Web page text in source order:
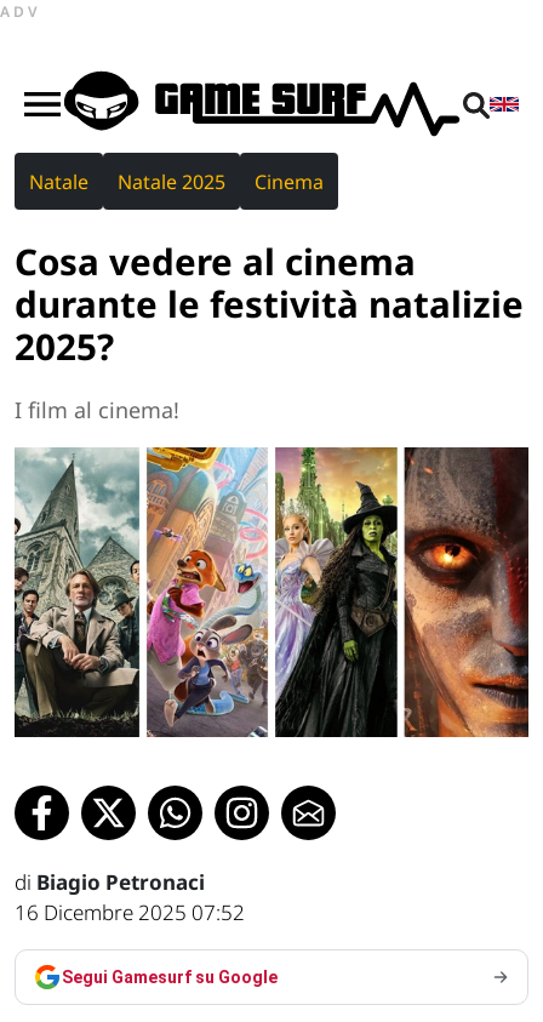
ADV
Natale Natale 2025 Cinema
Cosa vedere al cinema
durante le festività natalizie
2025?
I film al cinema!
di Biagio Petronaci
16 Dicembre 2025 07:52
Segui Gamesurf su Google